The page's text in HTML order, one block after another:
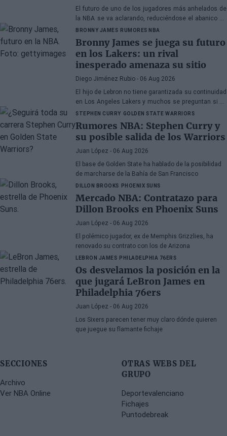
El futuro de uno de los jugadores más anhelados de
la NBA se va aclarando, reduciéndose el abanico de
franquicias candidatas a tres.
BRONNY JAMES RUMORES NBA
Bronny James se juega su futuro
en los Lakers: un rival
inesperado amenaza su sitio
Diego Jiménez Rubio - 06 Aug 2026
El hijo de Lebron no tiene garantizada su continuidad
en Los Angeles Lakers y muchos se preguntan si ha
hecho méritos para seguir en la NBA.
STEPHEN CURRY GOLDEN STATE WARRIORS
Rumores NBA: Stephen Curry y
su posible salida de los Warriors
Juan López - 06 Aug 2026
El base de Golden State ha hablado de la posibilidad
de marcharse de la Bahía de San Francisco
DILLON BROOKS PHOENIX SUNS
Mercado NBA: Contratazo para
Dillon Brooks en Phoenix Suns
Juan López - 06 Aug 2026
El polémico jugador, ex de Memphis Grizzlies, ha
renovado su contrato con los de Arizona
LEBRON JAMES PHILADELPHIA 76ERS
Os desvelamos la posición en la
que jugará LeBron James en
Philadelphia 76ers
Juan López - 06 Aug 2026
Los Sixers parecen tener muy claro dónde quieren
que juegue su flamante fichaje
SECCIONES
Archivo
Ver NBA Online
OTRAS WEBS DEL
GRUPO
Deportevalenciano
Fichajes
Puntodebreak